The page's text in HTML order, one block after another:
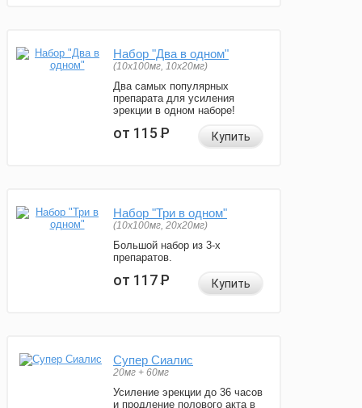
Набор "Два в одном"
(10x100мг, 10x20мг)
Два самых популярных
препарата для усиления
эрекции в одном наборе!
от 115Р Купить
Набор "Три в одном"
(10x100мг, 20x20мг)
Большой набор из 3-х
препаратов.
от 117Р Купить
Супер Сиалис
20мг + 60мг
Усиление эрекции до 36 часов
и продление полового акта в